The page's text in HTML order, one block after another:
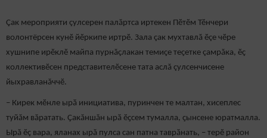
Çак мероприяти çулсерен палăртса иртекен Пӗтӗм Тӗнчери
волонтёрсен кунӗ йӗркипе иртрӗ. Зала çак мухтавлă ӗçе чӗре
хушнипе ирӗклӗ майпа пурнăçлакан темиҫе теҫетке çамрăка, ӗҫ
коллективӗсен представителӗсене тата аслă çулсенчисене
йыхравланăччӗ.
– Кирек мӗнле ырӑ инициатива, пуринчен те малтан, хисеплес
туйăм вăратать. Ҫакăншăн ырӑ ӗҫсем тумалла, ҫынсене юратмалла.
Ырă ӗç вара, яланах ырă пулса сан патна таврӑнать, – терӗ район